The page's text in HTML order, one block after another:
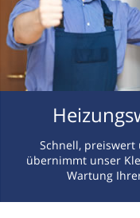
Schnell,
übernimmt unser
Wartung